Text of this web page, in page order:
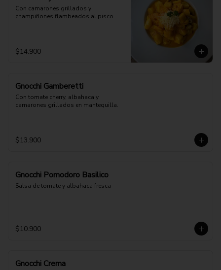
Con camarones grillados y
champiñones flambeados al pisco
$14.900
Gnocchi Gamberetti
Con tomate cherry, albahaca y
camarones grillados en mantequilla.
$13.900
Gnocchi Pomodoro Basilico
Salsa de tomate y albahaca fresca
$10.900
Gnocchi Crema